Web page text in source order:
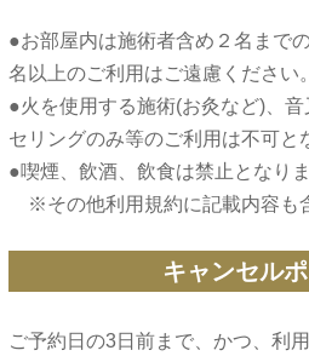
●お部屋内は施術者含め２名まで
名以上のご利用はご遠慮ください。
●火を使用する施術(お灸など)、
セリングのみ等のご利用は不可と
●喫煙、飲酒、飲食は禁止となりま
キャンセル
ご予約日の3日前まで、かつ、利